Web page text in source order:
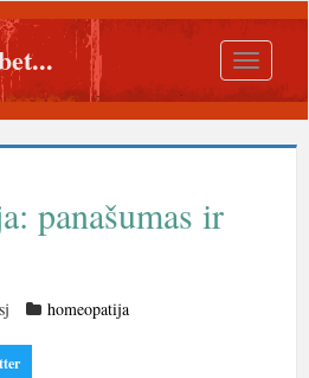
Toggle
panašumas ir
homeopatija